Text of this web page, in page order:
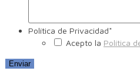
Política de Privacidad*
Acepto la Política